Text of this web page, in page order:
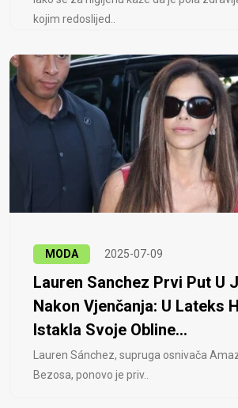
kojim redoslijed..
MODA 2025-07-09
Lauren Sanchez Prvi Put U
Nakon Vjenčanja: U Lateks
Istakla Svoje Obline...
Lauren Sánchez, supruga osnivača
Bezosa, ponovo je priv..